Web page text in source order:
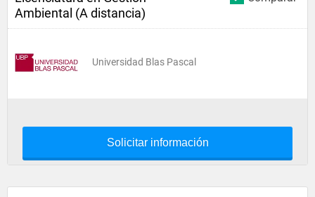
Ambiental (A distancia)
Universidad Blas Pascal
Solicitar información